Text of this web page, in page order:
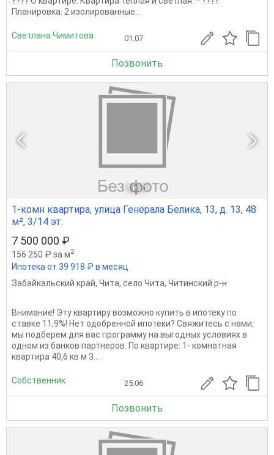
Планировка: 2 изолированные...
Светлана Чимитова 01.07
Позвонить
1 из 1
1-комн квартира, улица Генерала Белика, 13, д. 13, 48
м², 3/14 эт.
7 500 000 ₽
156 250 ₽ за м2
Ипотека от 39 918 ₽ в месяц
Забайкальский край, Чита, село Чита, Читинский р-н
Внимание! Эту квартиру возможно купить в ипотеку по
ставке 11,9%! Нет одобренной ипотеки? Свяжитесь с нами,
мы подберем для вас программу на выгодных условиях в
одном из банков партнеров. По квартире: 1- комнатная
квартира 40,6 кв м 3...
Собственник 25.06
Позвонить